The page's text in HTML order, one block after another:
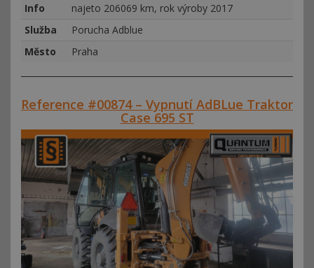
Info
najeto 206069 km, rok výroby 2017
Služba
Porucha Adblue
Město
Praha
Reference #00874 – Vypnutí AdBLue Traktor
Case 695 ST